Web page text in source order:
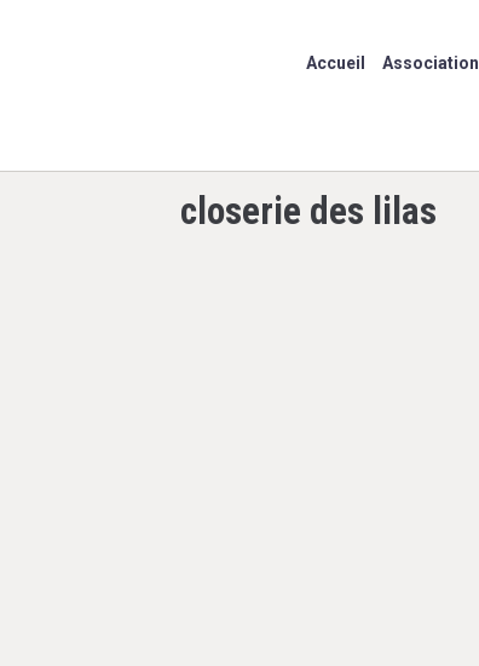
Accueil Association
closerie des lilas